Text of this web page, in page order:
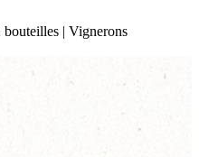
bouteilles | Vignerons